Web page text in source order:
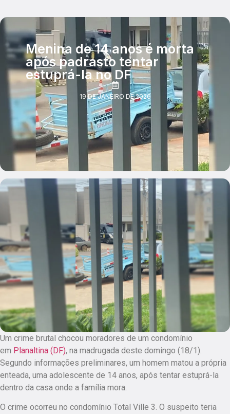
Menina de 14 anos é morta
após padrasto tentar
estuprá-la no DF
19 DE JANEIRO DE 2026
Um crime brutal chocou moradores de um condomínio
em Planaltina (DF), na madrugada deste domingo (18/1).
Segundo informações preliminares, um homem matou a própria
enteada, uma adolescente de 14 anos, após tentar estuprá-la
dentro da casa onde a família mora.
O crime ocorreu no condomínio Total Ville 3. O suspeito teria